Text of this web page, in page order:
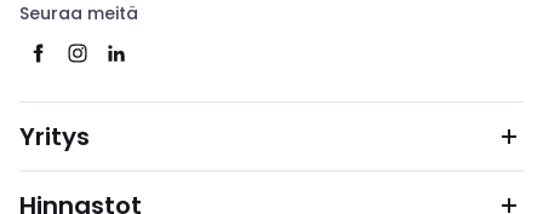
Seuraa meitä
Yritys
Hinnastot